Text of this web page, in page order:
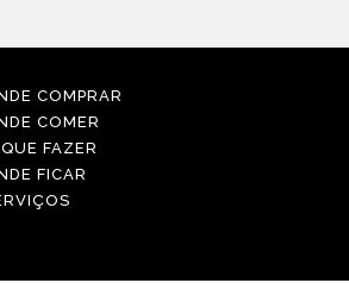
COMPRAR
COMER
FAZER
FICAR